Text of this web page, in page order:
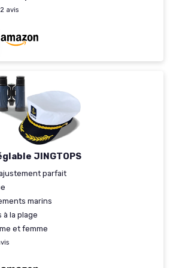
avis
JINGTOPS
parfait
marins
la plage
et femme